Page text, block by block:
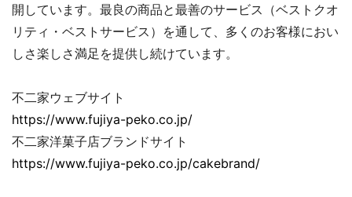
開しています。最良の商品と最善のサービス（ベストクオ
リティ・ベストサービス）を通して、多くのお客様におい
しさ楽しさ満足を提供し続けています。
不二家ウェブサイト
https://www.fujiya-peko.co.jp/
不二家洋菓子店ブランドサイト
https://www.fujiya-peko.co.jp/cakebrand/